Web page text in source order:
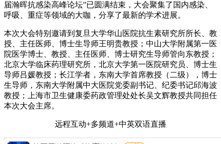
届瀚晖抗感染高峰论坛”已圆满结束，大会聚集了 国内感染、
呼吸、重症等领域的大咖，分享了最新的学术进展。
本次大会特别邀请到复旦大学华山医院抗生素研究所所长、教
授、主任医师、博士生导师王明贵教授；中山大学附属第一医
院医学博士、教授、主任医师、博士研究生导师管向东教授；
北京大学临床药理研究所，北京大学第一医院研究员、博士生
导师吕媛教授；长江学者，东南大学首席教授（二级），博士
生导师，东南大学附属中大医院党委副书记、纪委书记邱海波
教授；上海市卫生健康委药政管理处处长吴文辉教授共同担任
本次大会主席。
远程互动+多频道+中英双语直播